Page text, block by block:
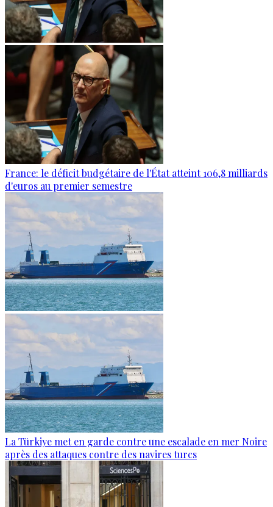
France: le déficit budgétaire de l'État atteint 106,8 milliards
d'euros au premier semestre
La Türkiye met en garde contre une escalade en mer Noire
après des attaques contre des navires turcs